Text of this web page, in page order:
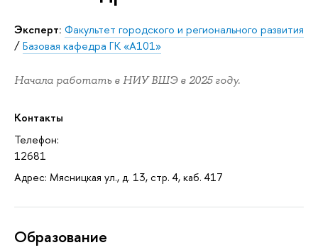
Эксперт: Факультет городского и регионального развития
/Базовая кафедра ГК «А101»
Начала работать в НИУ ВШЭ в 2025 году.
Контакты
Телефон:
12681
Адрес: Мясницкая ул., д. 13, стр. 4, каб. 417
Oбразование